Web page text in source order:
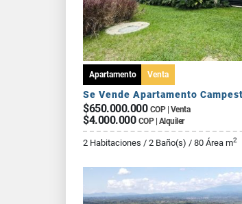
Apartamento Venta
$650.000.000 COP | Venta
$4.000.000 COP | Alquiler
2 Habitaciones / 2 Baño(s) / 80 Área m2